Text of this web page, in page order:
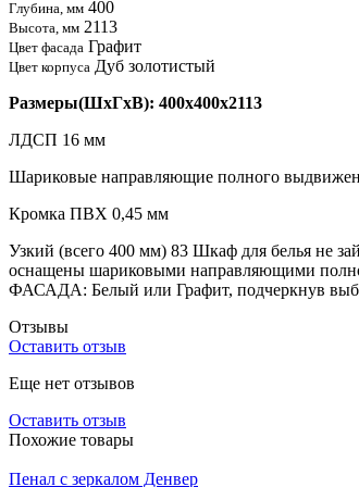
Глубина, мм 400
Высота, мм 2113
Цвет фасада Графит
Цвет корпуса Дуб золотистый
Размеры(ШхГхВ): 400x400x2113
ЛДСП 16 мм
Шариковые направляющие полного
Кромка ПВХ 0,45 мм
Узкий (всего 400 мм) 83 Шкаф для белья не
оснащены шариковыми направляющими
ФАСАДА: Белый или Графит, подчеркнув
Отзывы
Оставить отзыв
Еще нет отзывов
Оставить отзыв
Похожие товары
Пенал с зеркалом Денвер